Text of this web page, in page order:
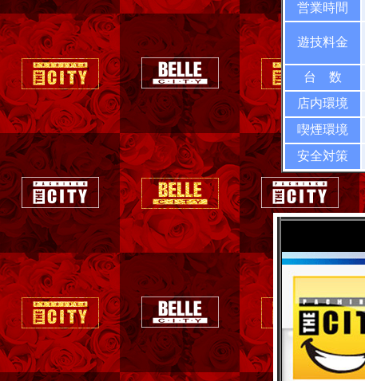
営業時間
遊技料金
台 数
店内環境
喫煙環境
安全対策